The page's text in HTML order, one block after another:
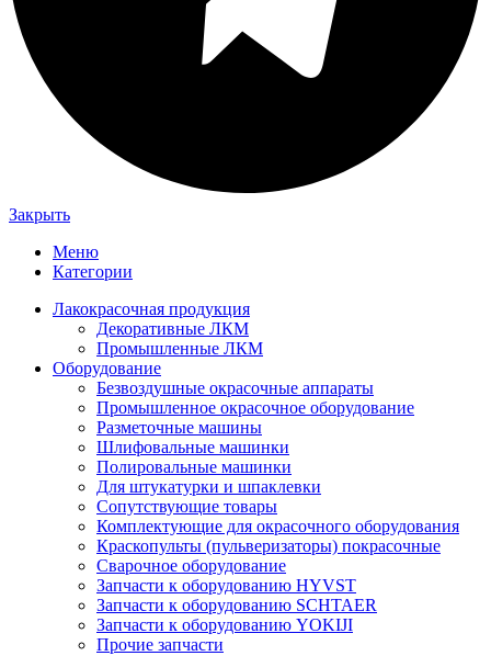
Закрыть
Меню
Категории
Лакокрасочная продукция
Декоративные ЛКМ
Промышленные ЛКМ
Оборудование
Безвоздушные окрасочные аппараты
Промышленное окрасочное оборудование
Разметочные машины
Шлифовальные машинки
Полировальные машинки
Для штукатурки и шпаклевки
Сопутствующие товары
Комплектующие для окрасочного оборудования
Краскопульты (пульверизаторы) покрасочные
Сварочное оборудование
Запчасти к оборудованию HYVST
Запчасти к оборудованию SCHTAER
Запчасти к оборудованию YOKIJI
Прочие запчасти